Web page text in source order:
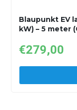
Blaupunkt EV
kW) – 5 meter
€279,00